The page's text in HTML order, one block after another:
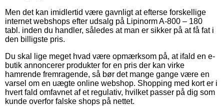
Men det kan imidlertid være gavnligt at efterse forskellige
internet webshops efter udsalg på Lipinorm A-800 – 180
tabl. inden du handler, således at man er sikker på at få fat i
den billigste pris.
Du skal lige meget hvad være opmærksom på, at ifald en e-
butik annoncerer produkter for en pris der kan virke
hamrende fremragende, så bør det mange gange være en
varsel om en uægte online webshop. Shopping med kort er i
hvert fald omfavnet af et regulativ, hvilket passer på dig som
kunde overfor falske shops på nettet.